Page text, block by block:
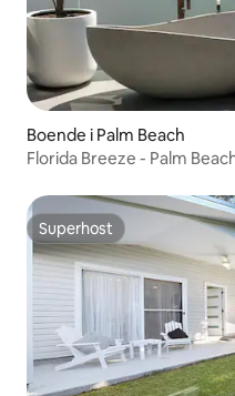
Boende i Palm Beach
Florida Breeze - Palm
Superhost
Superhost